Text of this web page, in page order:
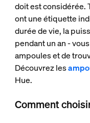
doit est considérée.
ont une étiquette
durée de vie, la
pendant un an -
ampoules et de
Découvrez les
Hue.
Comment